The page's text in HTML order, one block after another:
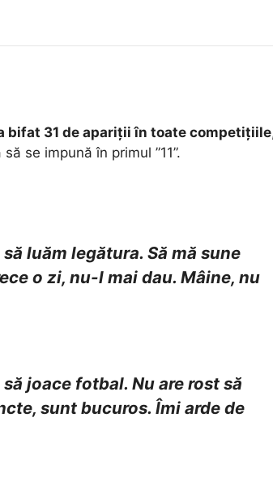
bifat 31 de apariții în toate competițiile
să se impună în primul ”11”.
luăm legătura. Să mă sune
o zi, nu-l mai dau. Mâine, nu
joace fotbal. Nu are rost să
sunt bucuros. Îmi arde de